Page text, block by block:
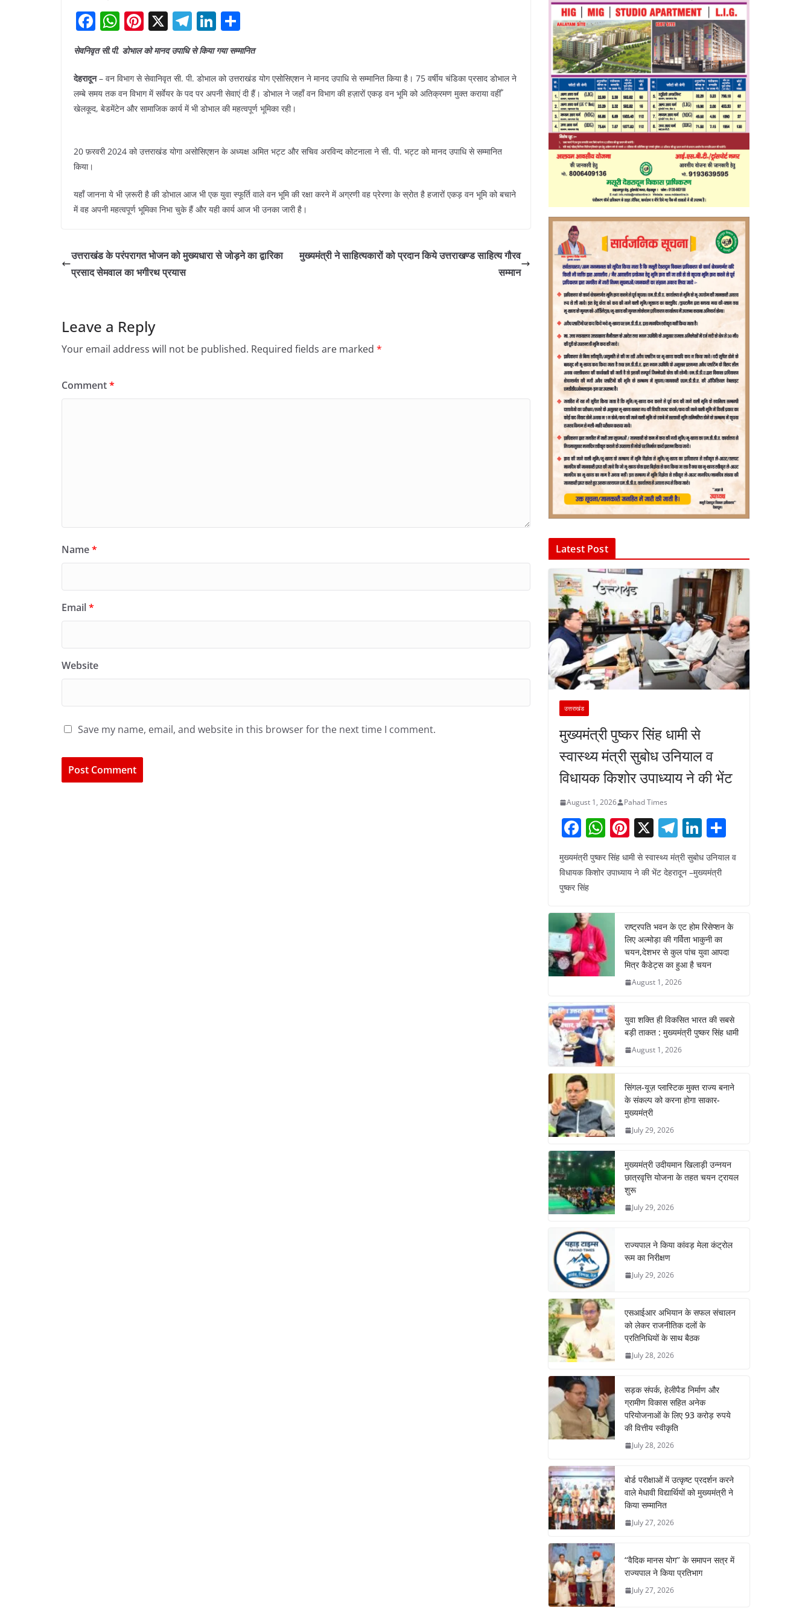
F
c
e
b
o
k
W
h
at
s
A
p
Pi
nt
er
e
st
X T
el
e
gr
a
m
Li
k
e
dI
n
h
ar
e
सेवनिवृत सी.पी. डोभाल को मानद उपाधि से किया गया सम्मानित
देहरादून– वन विभाग से सेवानिवृत सी. पी. डोभाल को उत्तराखंड योग एसोसिएशन ने मानद उपाधि से सम्मानित किया है। 75 वर्षीय चंडिका प्रसाद डोभाल ने
लम्बे समय तक वन विभाग में सर्वेयर के पद पर अपनी सेवाएं दी हैं। डोभाल ने जहाँ वन विभाग की हज़ारों एकड़ वन भूमि को अतिक्रमण मुक्त कराया वहीँ
खेलकूद, बेडमेंटेन और सामाजिक कार्य में भी डोभाल की महत्वपूर्ण भूमिका रही।
20 फ़रवरी 2024 को उत्तराखंड योगा असोसिएशन के अध्यक्ष अमित भट्ट और सचिव अरविन्द कोटनाला ने सी. पी. भट्ट को मानद उपाधि से सम्मानित
किया।
यहाँ जानना ये भी ज़रूरी है की डोभाल आज भी एक युवा स्फूर्ति वाले वन भूमि की रक्षा करने में अग्रणी वह प्रेरणा के स्रोत है हजारों एकड़ वन भूमि को बचाने
में वह अपनी महत्वपूर्ण भूमिका निभा चुके हैं और यही कार्य आज भी उनका जारी है।
उत्तराखंड के परंपरागत भोजन को मुख्यधारा से जोड़ने का द्वारिका
प्रसाद सेमवाल का भगीरथ प्रयास
मुख्यमंत्री ने साहित्यकारों को प्रदान किये उत्तराखण्ड साहित्य गौरव
सम्मान
Leave a Reply
Your email address will not be published. Required fields are marked *
Comment*
Name*
Email*
Website
Save my name, email, and website in this browser for the next time I comment.
Latest Post
उत्तराखंड
मुख्यमंत्री पुष्कर सिंह धामी से
स्वास्थ्य मंत्री सुबोध उनियाल व
विधायक किशोर उपाध्याय ने की भेंट
August 1, 2026 Pahad Times
F
a
c
e
o
o
k
W
h
at
p
Pi
nt
er
X T
el
e
gr
m
Li
n
k
n
ar
मुख्यमंत्री पुष्कर सिंह धामी से स्वास्थ्य मंत्री सुबोध उनियाल व
विधायक किशोर उपाध्याय ने की भेंट देहरादून –मुख्यमंत्री
पुष्कर सिंह
राष्ट्रपति भवन के एट होम रिसेप्शन के
लिए अल्मोड़ा की गर्विता भाकुनी का
चयन,देशभर से कुल पांच युवा आपदा
मित्र कैडेट्स का हुआ है चयन
August 1, 2026
युवा शक्ति ही विकसित भारत की सबसे
बड़ी ताकत : मुख्यमंत्री पुष्कर सिंह धामी
August 1, 2026
सिंगल-यूज़ प्लास्टिक मुक्त राज्य बनाने
के संकल्प को करना होगा साकार-
मुख्यमंत्री
July 29, 2026
मुख्यमंत्री उदीयमान खिलाड़ी उन्नयन
छात्रवृत्ति योजना के तहत चयन ट्रायल
शुरू
July 29, 2026
राज्यपाल ने किया कांवड़ मेला कंट्रोल
रूम का निरीक्षण
July 29, 2026
एसआईआर अभियान के सफल संचालन
को लेकर राजनीतिक दलों के
प्रतिनिधियों के साथ बैठक
July 28, 2026
सड़क संपर्क, हेलीपैड निर्माण और
ग्रामीण विकास सहित अनेक
परियोजनाओं के लिए 93 करोड़ रुपये
की वित्तीय स्वीकृति
July 28, 2026
बोर्ड परीक्षाओं में उत्कृष्ट प्रदर्शन करने
वाले मेधावी विद्यार्थियों को मुख्यमंत्री ने
किया सम्मानित
July 27, 2026
‘‘वैदिक मानस योग’’ के समापन सत्र में
राज्यपाल ने किया प्रतिभाग
July 27, 2026